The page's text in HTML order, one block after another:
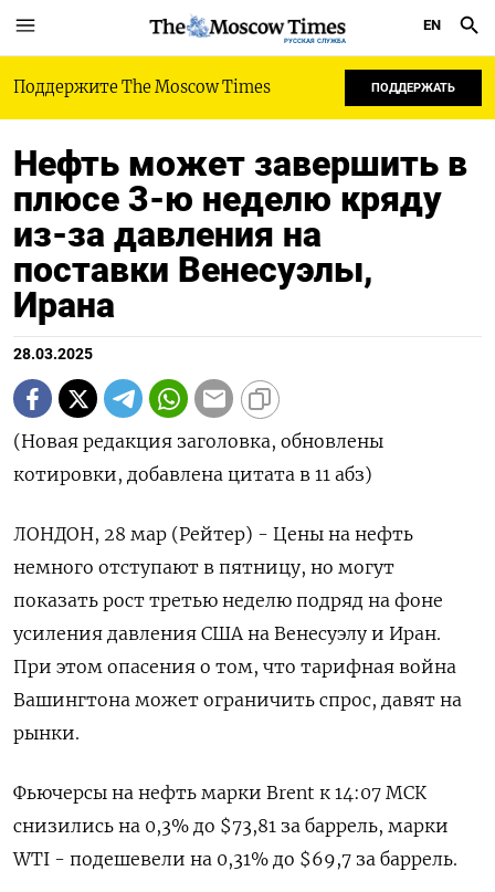
РУССКАЯ СЛУЖБА
EN
Поддержите The Moscow Times ПОДДЕРЖАТЬ
Нефть может завершить в
плюсе 3-ю неделю кряду
из-за давления на
поставки Венесуэлы,
Ирана
28.03.2025
(Новая редакция заголовка, обновлены
котировки, добавлена цитата в 11 абз)
ЛОНДОН, 28 мар (Рейтер) - Цены на нефть
немного отступают в пятницу, но могут
показать рост третью неделю подряд на фоне
усиления давления США на Венесуэлу и Иран.
При этом опасения о том, что тарифная война
Вашингтона может ограничить спрос, давят на
рынки.
Фьючерсы на нефть марки Brent к 14:07 МСК
снизились на 0,3% до $73,81 за баррель, марки
WTI - подешевели на 0,31% до $69,7 за баррель.